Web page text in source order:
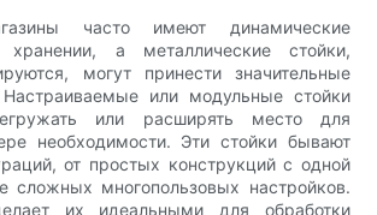
часто имеют динамические
хранении, а металлические стойки,
могут принести значительные
или модульные стойки
или расширять место для
необходимости. Эти стойки бывают
от простых конструкций с одной
сложных многопользовых настройков.
их идеальными для обработки